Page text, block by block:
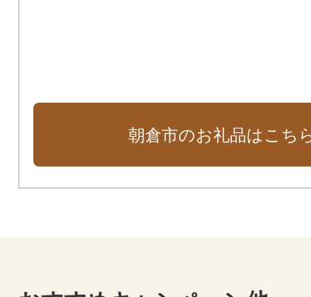
朝倉市のお礼品はこち